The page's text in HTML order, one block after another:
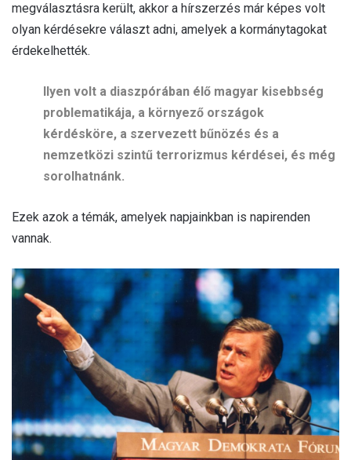
megválasztásra került, akkor a hírszerzés már képes volt
olyan kérdésekre választ adni, amelyek a kormánytagokat
érdekelhették.
Ilyen volt a diaszpórában élő magyar kisebbség
problematikája, a környező országok
kérdésköre, a szervezett bűnözés és a
nemzetközi szintű terrorizmus kérdései, és még
sorolhatnánk.
Ezek azok a témák, amelyek napjainkban is napirenden
vannak.